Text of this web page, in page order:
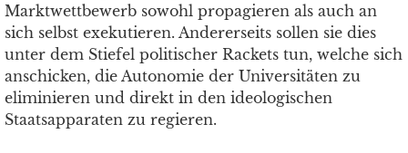
Marktwettbewerb sowohl propagieren als auch an
sich selbst exekutieren. Andererseits sollen sie dies
unter dem Stiefel politischer Rackets tun, welche sich
anschicken, die Autonomie der Universitäten zu
eliminieren und direkt in den ideologischen
Staatsapparaten zu regieren.